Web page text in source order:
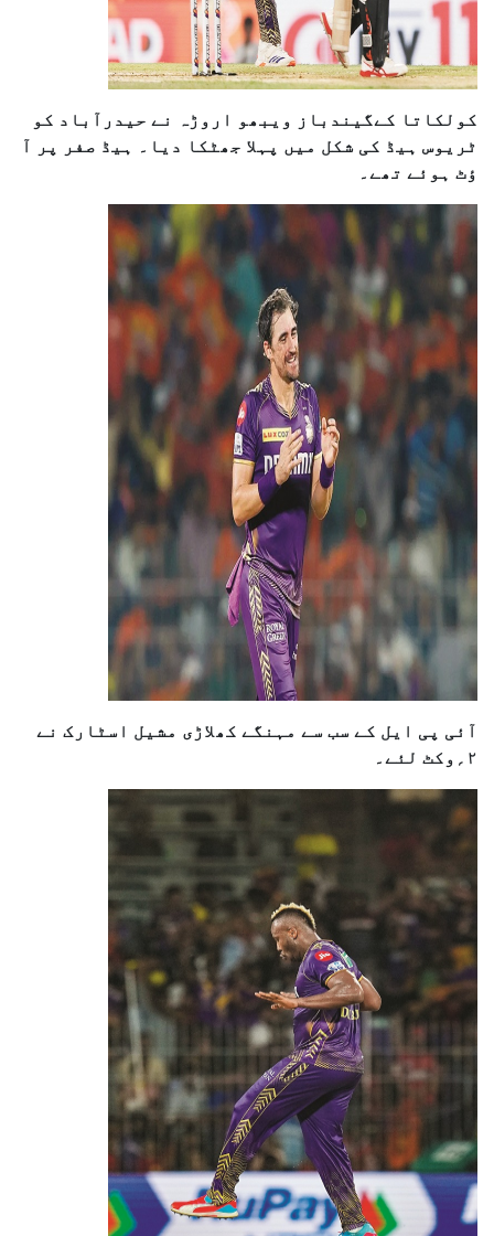
کولکاتا کےگیندباز ویبھو اروڑہ نے حیدرآباد کو
ٹریوس ہیڈ کی شکل میں پہلا جھٹکا دیا۔ ہیڈ صفر پر آ
ؤٹ ہوئے تھے۔
آئی پی ایل کے سب سے مہنگے کھلاڑی مشیل اسٹارک نے
۲؍وکٹ لئے۔